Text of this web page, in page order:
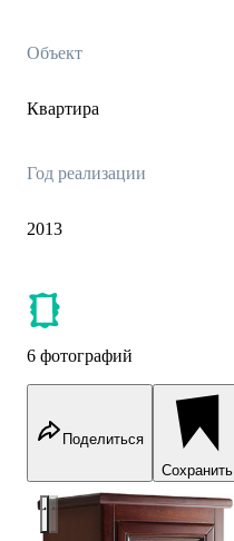
Объект
Квартира
Год реализации
2013
6 фотографий
Поделиться
Сохранить
Caprigo Porto